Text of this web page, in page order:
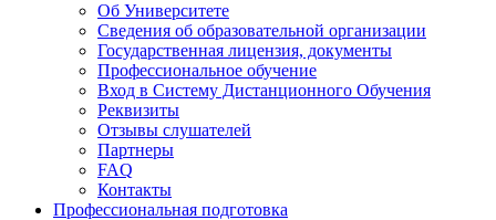
Об Университете
Сведения об образовательной организации
Государственная лицензия, документы
Профессиональное обучение
Вход в Систему Дистанционного Обучения
Реквизиты
Отзывы слушателей
Партнеры
FAQ
Контакты
Профессиональная подготовка